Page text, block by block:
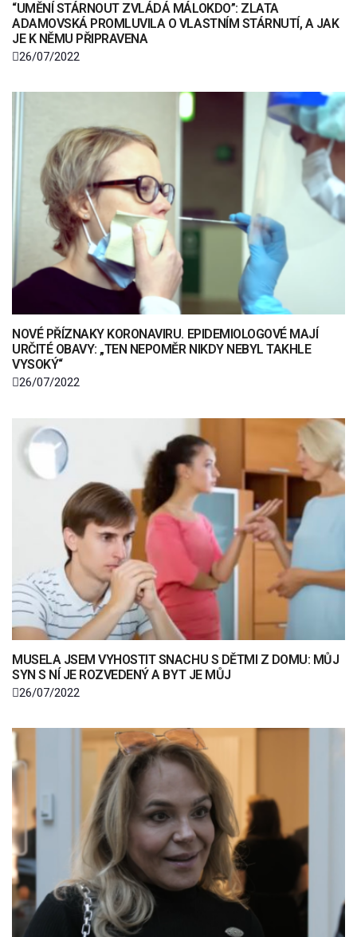
“UMĚNÍ STÁRNOUT ZVLÁDÁ MÁLOKDO”: ZLATA
ADAMOVSKÁ PROMLUVILA O VLASTNÍM STÁRNUTÍ, A JAK
JE K NĚMU PŘIPRAVENA
26/07/2022
NOVÉ PŘÍZNAKY KORONAVIRU. EPIDEMIOLOGOVÉ MAJÍ
URČITÉ OBAVY: „TEN NEPOMĚR NIKDY NEBYL TAKHLE
VYSOKÝ“
26/07/2022
MUSELA JSEM VYHOSTIT SNACHU S DĚTMI Z DOMU: MŮJ
SYN S NÍ JE ROZVEDENÝ A BYT JE MŮJ
26/07/2022